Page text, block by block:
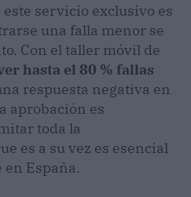
servicio exclusivo es
una falla menor se
Con el taller móvil de
hasta el 80 % fallas
respuesta negativa en
aprobación es
toda la
es a su vez es esencial
en España.